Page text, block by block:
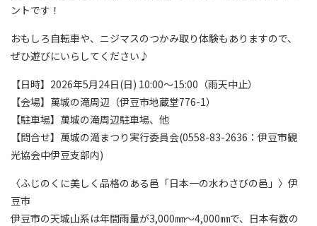
ントです！
おもしろ自転車や、ニジマスのつかみ取り体験もありますので、
ぜひ遊びにいらしてください♪
【日時】2026年5月24日(日) 10:00～15:00（雨天中止）
【会場】萬城の滝周辺（伊豆市地蔵堂776-1）
【駐車場】萬城の滝周辺駐車場、他
【問合せ】萬城の滝まつり実行委員会(0558-83-2636：伊豆市観
光協会中伊豆支部内)
〈ふじのくに美しく品格のある邑「日本一の水わさびの邑」〉伊
豆市
伊豆市の天城山系は年間雨量が3,000㎜～4,000㎜で、日本有数の